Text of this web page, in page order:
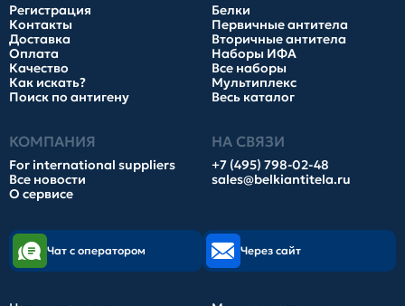
Регистрация
Контакты
Доставка
Оплата
Качество
Как искать?
Поиск по антигену
Белки
Первичные антитела
Вторичные антитела
Наборы ИФА
Все наборы
Мультиплекс
Весь каталог
КОМПАНИЯ
For international suppliers
Все новости
О сервисе
НА СВЯЗИ
+7 (495) 798-02-48
sales@belkiantitela.ru
Чат с оператором Через сайт